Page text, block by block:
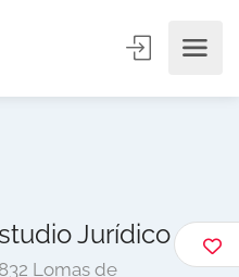
Jurídico
Lomas de